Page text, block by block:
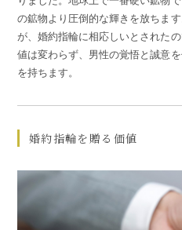
の鉱物より圧倒的な輝きを放ちま
が、婚約指輪に相応しいとされた
値は変わらず、男性の覚悟と誠意
を持ちます。
婚約指輪を贈る価値